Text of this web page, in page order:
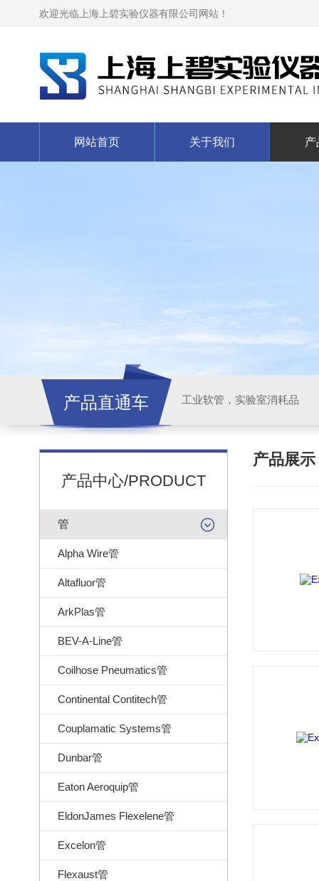
欢迎光临上海上碧实验仪器有限公司网站！
网站首页 关于我们 产
产品直通车 工业软管，实验室消耗品
产品中心/PRODUCT
管
Alpha Wire管
Altafluor管
ArkPlas管
BEV-A-Line管
Coilhose Pneumatics管
Continental Contitech管
Couplamatic Systems管
Dunbar管
Eaton Aeroquip管
EldonJames Flexelene管
Excelon管
Flexaust管
产品展示